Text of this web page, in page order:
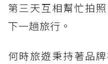
第三天互相幫忙拍
下一趟旅行。
何時旅遊秉持著品